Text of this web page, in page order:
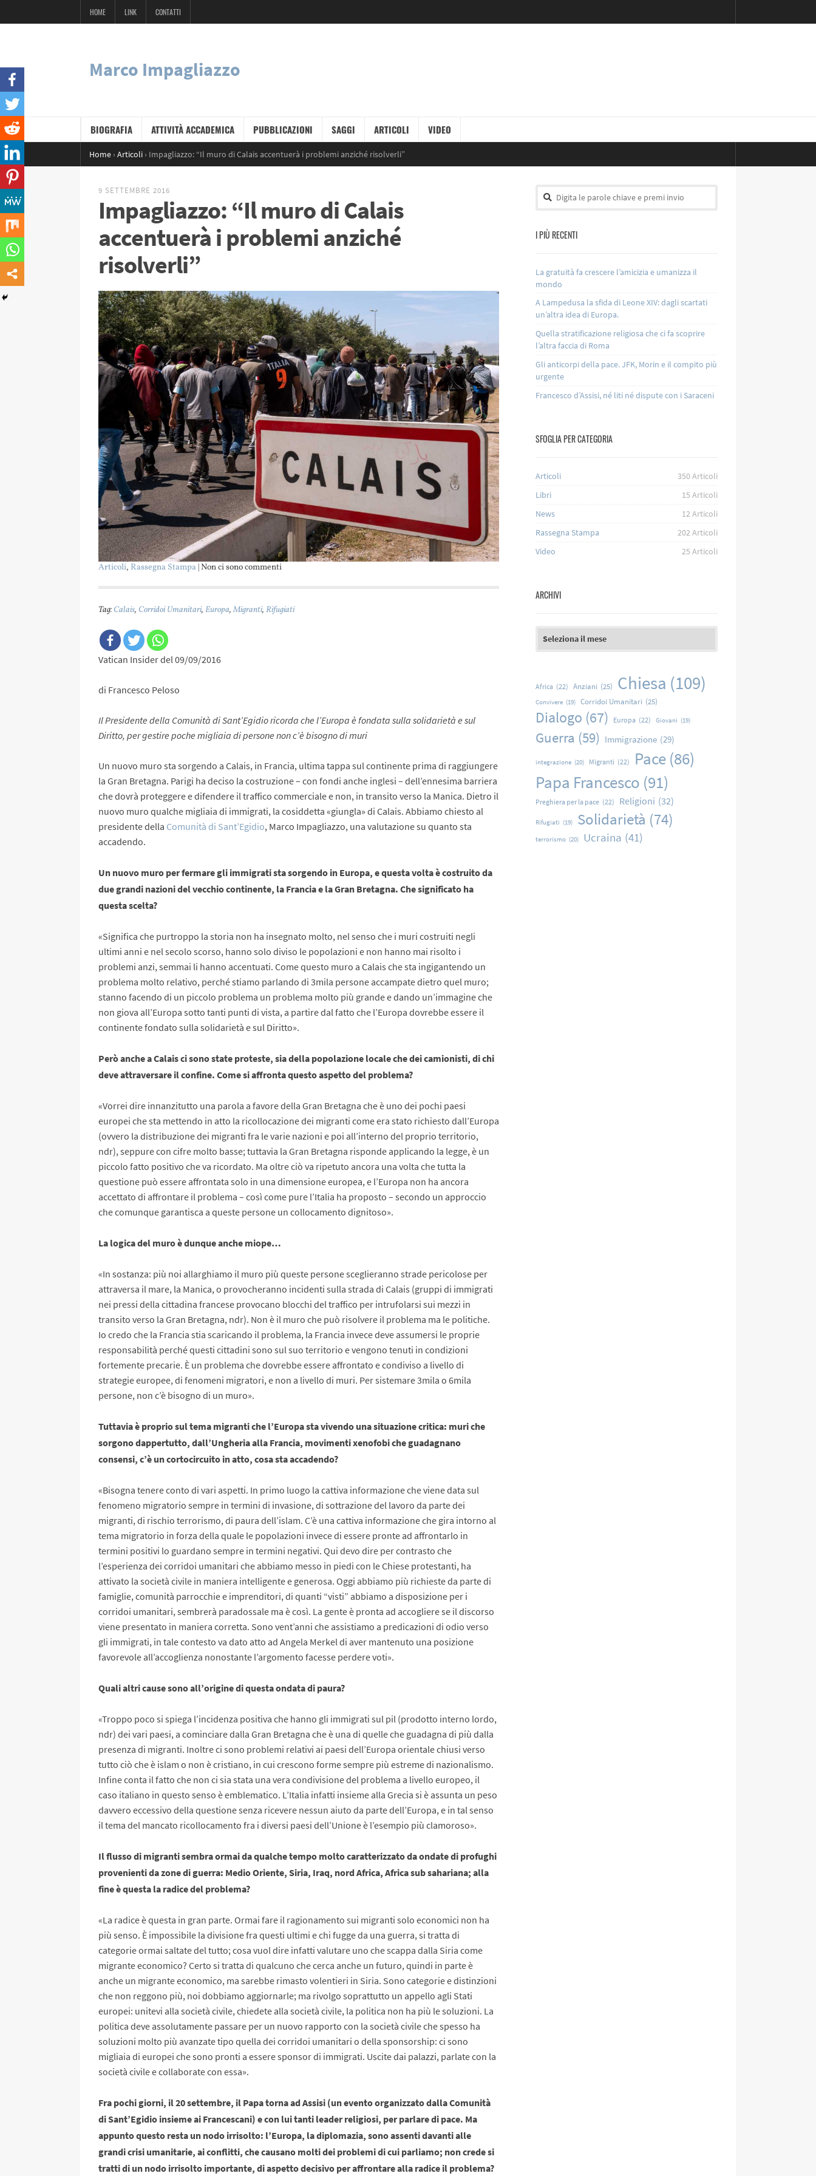
HOME LINK CONTATTI
Marco Impagliazzo
BIOGRAFIA ATTIVITÀ ACCADEMICA PUBBLICAZIONI SAGGI ARTICOLI VIDEO
Home › Articoli › Impagliazzo: “Il muro di Calais accentuerà i problemi anziché risolverli”
9 SETTEMBRE 2016
Impagliazzo: “Il muro di Calais
accentuerà i problemi anziché
risolverli”
Articoli, Rassegna Stampa| Non ci sono commenti
Tag:Calais, Corridoi Umanitari, Europa,Migranti, Rifugiati
Vatican Insider del 09/09/2016
di Francesco Peloso
Il Presidente della Comunità di Sant’Egidio ricorda che l’Europa è fondata sulla solidarietà e sul
Diritto, per gestire poche migliaia di persone non c’è bisogno di muri
Un nuovo muro sta sorgendo a Calais, in Francia, ultima tappa sul continente prima di raggiungere
la Gran Bretagna. Parigi ha deciso la costruzione – con fondi anche inglesi – dell’ennesima barriera
che dovrà proteggere e difendere il traffico commerciale e non, in transito verso la Manica. Dietro il
nuovo muro qualche migliaia di immigrati, la cosiddetta «giungla» di Calais. Abbiamo chiesto al
presidente della Comunità di Sant’Egidio, Marco Impagliazzo, una valutazione su quanto sta
accadendo.
Un nuovo muro per fermare gli immigrati sta sorgendo in Europa, e questa volta è costruito da
due grandi nazioni del vecchio continente, la Francia e la Gran Bretagna. Che significato ha
questa scelta?
«Significa che purtroppo la storia non ha insegnato molto, nel senso che i muri costruiti negli
ultimi anni e nel secolo scorso, hanno solo diviso le popolazioni e non hanno mai risolto i
problemi anzi, semmai li hanno accentuati. Come questo muro a Calais che sta ingigantendo un
problema molto relativo, perché stiamo parlando di 3mila persone accampate dietro quel muro;
stanno facendo di un piccolo problema un problema molto più grande e dando un’immagine che
non giova all’Europa sotto tanti punti di vista, a partire dal fatto che l’Europa dovrebbe essere il
continente fondato sulla solidarietà e sul Diritto».
Però anche a Calais ci sono state proteste, sia della popolazione locale che dei camionisti, di chi
deve attraversare il confine. Come si affronta questo aspetto del problema?
«Vorrei dire innanzitutto una parola a favore della Gran Bretagna che è uno dei pochi paesi
europei che sta mettendo in atto la ricollocazione dei migranti come era stato richiesto dall’Europa
(ovvero la distribuzione dei migranti fra le varie nazioni e poi all’interno del proprio territorio,
ndr), seppure con cifre molto basse; tuttavia la Gran Bretagna risponde applicando la legge, è un
piccolo fatto positivo che va ricordato. Ma oltre ciò va ripetuto ancora una volta che tutta la
questione può essere affrontata solo in una dimensione europea, e l’Europa non ha ancora
accettato di affrontare il problema – così come pure l’Italia ha proposto – secondo un approccio
che comunque garantisca a queste persone un collocamento dignitoso».
La logica del muro è dunque anche miope…
«In sostanza: più noi allarghiamo il muro più queste persone sceglieranno strade pericolose per
attraversa il mare, la Manica, o provocheranno incidenti sulla strada di Calais (gruppi di immigrati
nei pressi della cittadina francese provocano blocchi del traffico per intrufolarsi sui mezzi in
transito verso la Gran Bretagna, ndr). Non è il muro che può risolvere il problema ma le politiche.
Io credo che la Francia stia scaricando il problema, la Francia invece deve assumersi le proprie
responsabilità perché questi cittadini sono sul suo territorio e vengono tenuti in condizioni
fortemente precarie. È un problema che dovrebbe essere affrontato e condiviso a livello di
strategie europee, di fenomeni migratori, e non a livello di muri. Per sistemare 3mila o 6mila
persone, non c’è bisogno di un muro».
Tuttavia è proprio sul tema migranti che l’Europa sta vivendo una situazione critica: muri che
sorgono dappertutto, dall’Ungheria alla Francia, movimenti xenofobi che guadagnano
consensi, c’è un cortocircuito in atto, cosa sta accadendo?
«Bisogna tenere conto di vari aspetti. In primo luogo la cattiva informazione che viene data sul
fenomeno migratorio sempre in termini di invasione, di sottrazione del lavoro da parte dei
migranti, di rischio terrorismo, di paura dell’islam. C’è una cattiva informazione che gira intorno al
tema migratorio in forza della quale le popolazioni invece di essere pronte ad affrontarlo in
termini positivi lo guardano sempre in termini negativi. Qui devo dire per contrasto che
l’esperienza dei corridoi umanitari che abbiamo messo in piedi con le Chiese protestanti, ha
attivato la società civile in maniera intelligente e generosa. Oggi abbiamo più richieste da parte di
famiglie, comunità parrocchie e imprenditori, di quanti “visti” abbiamo a disposizione per i
corridoi umanitari, sembrerà paradossale ma è così. La gente è pronta ad accogliere se il discorso
viene presentato in maniera corretta. Sono vent’anni che assistiamo a predicazioni di odio verso
gli immigrati, in tale contesto va dato atto ad Angela Merkel di aver mantenuto una posizione
favorevole all’accoglienza nonostante l’argomento facesse perdere voti».
Quali altri cause sono all’origine di questa ondata di paura?
«Troppo poco si spiega l’incidenza positiva che hanno gli immigrati sul pil (prodotto interno lordo,
ndr) dei vari paesi, a cominciare dalla Gran Bretagna che è una di quelle che guadagna di più dalla
presenza di migranti. Inoltre ci sono problemi relativi ai paesi dell’Europa orientale chiusi verso
tutto ciò che è islam o non è cristiano, in cui crescono forme sempre più estreme di nazionalismo.
Infine conta il fatto che non ci sia stata una vera condivisione del problema a livello europeo, il
caso italiano in questo senso è emblematico. L’Italia infatti insieme alla Grecia si è assunta un peso
davvero eccessivo della questione senza ricevere nessun aiuto da parte dell’Europa, e in tal senso
il tema del mancato ricollocamento fra i diversi paesi dell’Unione è l’esempio più clamoroso».
Il flusso di migranti sembra ormai da qualche tempo molto caratterizzato da ondate di profughi
provenienti da zone di guerra: Medio Oriente, Siria, Iraq, nord Africa, Africa sub sahariana; alla
fine è questa la radice del problema?
«La radice è questa in gran parte. Ormai fare il ragionamento sui migranti solo economici non ha
più senso. È impossibile la divisione fra questi ultimi e chi fugge da una guerra, si tratta di
categorie ormai saltate del tutto; cosa vuol dire infatti valutare uno che scappa dalla Siria come
migrante economico? Certo si tratta di qualcuno che cerca anche un futuro, quindi in parte è
anche un migrante economico, ma sarebbe rimasto volentieri in Siria. Sono categorie e distinzioni
che non reggono più, noi dobbiamo aggiornarle; ma rivolgo soprattutto un appello agli Stati
europei: unitevi alla società civile, chiedete alla società civile, la politica non ha più le soluzioni. La
politica deve assolutamente passare per un nuovo rapporto con la società civile che spesso ha
soluzioni molto più avanzate tipo quella dei corridoi umanitari o della sponsorship: ci sono
migliaia di europei che sono pronti a essere sponsor di immigrati. Uscite dai palazzi, parlate con la
società civile e collaborate con essa».
Fra pochi giorni, il 20 settembre, il Papa torna ad Assisi (un evento organizzato dalla Comunità
di Sant’Egidio insieme ai Francescani) e con lui tanti leader religiosi, per parlare di pace. Ma
appunto questo resta un nodo irrisolto: l’Europa, la diplomazia, sono assenti davanti alle
grandi crisi umanitarie, ai conflitti, che causano molti dei problemi di cui parliamo; non crede si
tratti di un nodo irrisolto importante, di aspetto decisivo per affrontare alla radice il problema?
I PIÙ RECENTI
La gratuità fa crescere l’amicizia e umanizza il
mondo
A Lampedusa la sfida di Leone XIV: dagli scartati
un’altra idea di Europa.
Quella stratificazione religiosa che ci fa scoprire
l’altra faccia di Roma
Gli anticorpi della pace. JFK, Morin e il compito più
urgente
Francesco d’Assisi, né liti né dispute con i Saraceni
SFOGLIA PER CATEGORIA
Articoli 350Articoli
Libri
15 Articoli
News
12Articoli
Rassegna Stampa
202Articoli
Video
25 Articoli
ARCHIVI
Africa (22) Anziani (25) Chiesa (109)
Convivere (19) Corridoi Umanitari (25)
Dialogo (67) Europa (22) Giovani (19)
Guerra (59) Immigrazione (29)
integrazione (20) Migranti (22) Pace (86)
Papa Francesco (91)
Preghiera per la pace (22) Religioni (32)
Rifugiati (19) Solidarietà (74)
terrorismo (20) Ucraina (41)